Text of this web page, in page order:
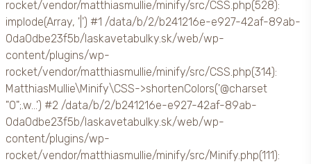
rocket/vendor/matthiasmullie/minify/src/CSS.php(528):
implode(Array, '|') #1 /data/b/2/b241216e-e927-42af-89ab-
0da0dbe23f5b/laskavetabulky.sk/web/wp-
content/plugins/wp-
rocket/vendor/matthiasmullie/minify/src/CSS.php(314):
MatthiasMullie\Minify\CSS->shortenColors('@charset
"0";.w...') #2 /data/b/2/b241216e-e927-42af-89ab-
0da0dbe23f5b/laskavetabulky.sk/web/wp-
content/plugins/wp-
rocket/vendor/matthiasmullie/minify/src/Minify.php(111):